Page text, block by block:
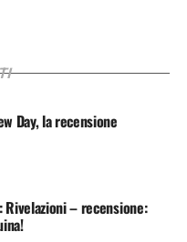
Day, la recensione
Rivelazioni – recensione: